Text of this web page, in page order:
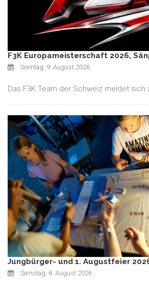
F3K Europameisterschaft 2026,
Sonntag, 9. August 2026
Das F3K Team der Schweiz meldet sich
Jungbürger- und 1. Augustfeier
Samstag, 8. August 2026